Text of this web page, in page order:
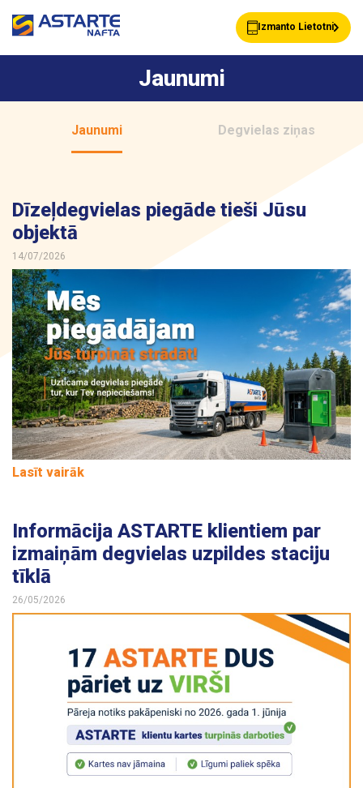
Izmanto Lietotni
Akcijas Jaunumi
Pakalpojumi
Vairumtirdzniecība Par ASTARTE
Kontakti
Jaunumi
Jaunumi Degvielas ziņas
Dīzeļdegvielas piegāde tieši Jūsu
objektā
14/07/2026
Lasīt vairāk
Informācija ASTARTE klientiem par
izmaiņām degvielas uzpildes staciju
tīklā
26/05/2026